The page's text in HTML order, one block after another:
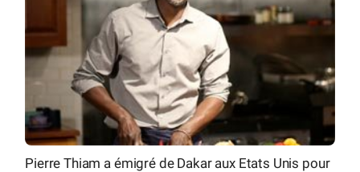
Pierre Thiam a émigré de Dakar aux Etats Unis pour